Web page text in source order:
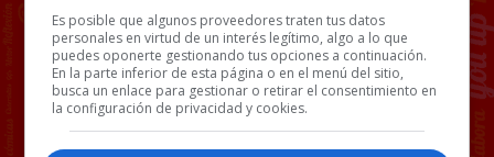
Es posible que algunos proveedores traten tus datos
personales en virtud de un interés legítimo, algo a lo que
puedes oponerte gestionando tus opciones a continuación.
En la parte inferior de esta página o en el menú del sitio,
busca un enlace para gestionar o retirar el consentimiento en
la configuración de privacidad y cookies.